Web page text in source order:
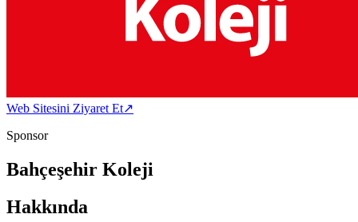
Web Sitesini Ziyaret Et↗
Sponsor
Bahçeşehir Koleji
Hakkında